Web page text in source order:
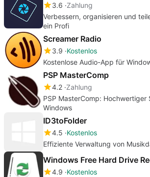
3.6 Zahlung
Verbessern, organisieren und
ein Profi
Screamer Radio
3.9 Kostenlos
Kostenlose Audio-App für
PSP MasterComp
4.2 Zahlung
PSP MasterComp:
Windows
ID3toFolder
4.5 Kostenlos
Effiziente Verwaltung von
Windows Free Hard Drive
4.9 Kostenlos